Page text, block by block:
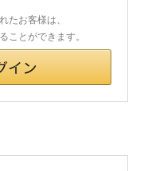
たお客様は、
ことができます。